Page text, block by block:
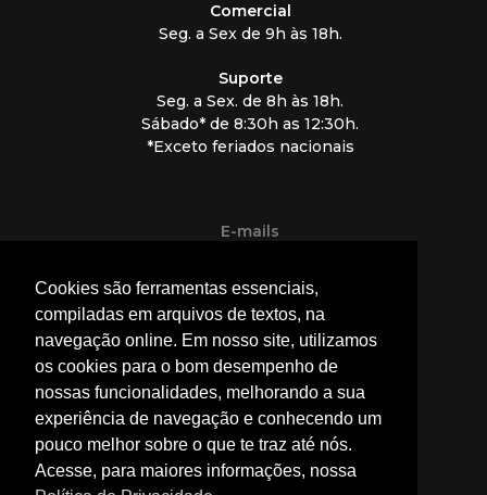
Comercial
Seg. a Sex de 9h às 18h.
Suporte
Seg. a Sex. de 8h às 18h.
Sábado* de 8:30h as 12:30h.
*Exceto feriados nacionais
E-mails
privacidade@eztech.ind.br
Redes Sociais
Cookies são ferramentas essenciais,
compiladas em arquivos de textos, na
navegação online. Em nosso site, utilizamos
os cookies para o bom desempenho de
nossas funcionalidades, melhorando a sua
experiência de navegação e conhecendo um
pouco melhor sobre o que te traz até nós.
Acesse, para maiores informações, nossa